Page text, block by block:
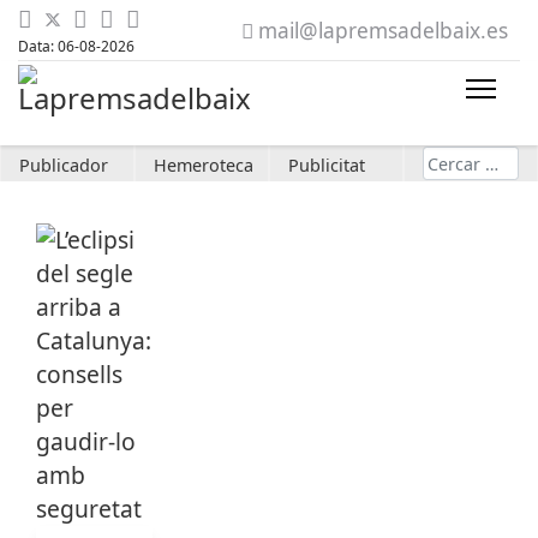
Data: 06-08-2026
mail@lapremsadelbaix.es
Publicador Hemeroteca Publicitat Cerca